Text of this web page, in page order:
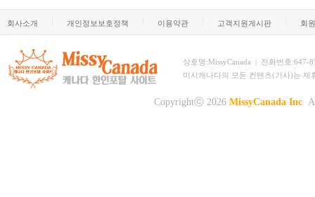
회사소개 개인정보보호정책 이용약관 고객지원게시판 회
상호명:MissyCanada | 전화번호:647-
미시캐나다의 모든 컨텐츠(기사)는
Copyrightⓒ 2026 MissyCanada Inc